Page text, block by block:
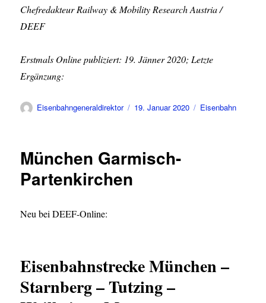
Chefredakteur Railway & Mobility Research Austria /
DEEF
Erstmals Online publiziert: 19. Jänner 2020; Letzte
Ergänzung:
Autor
Eisenbahngeneraldirektor
Veröffentlicht
19. Januar 2020 Kategorien
Eisenbahn
München Garmisch-
Partenkirchen
Neu bei DEEF-Online:
Eisenbahnstrecke München –
Starnberg – Tutzing –